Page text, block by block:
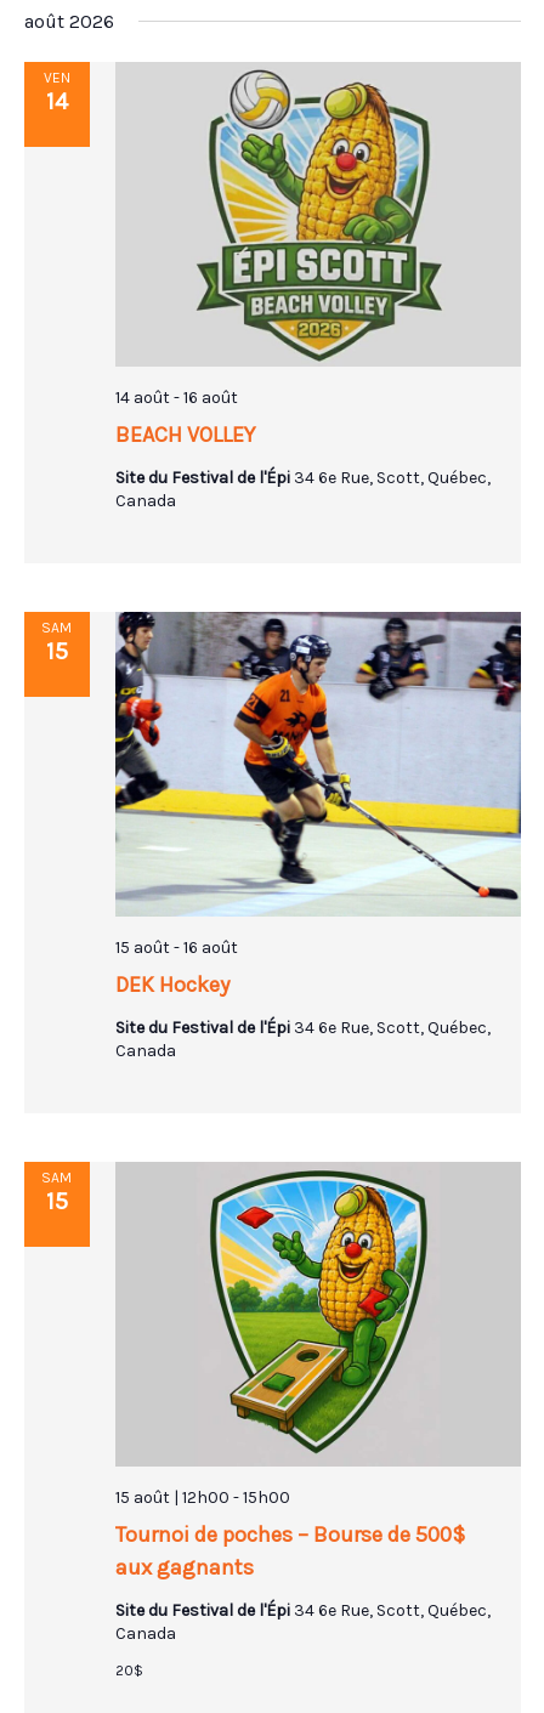
navigation
de
une
date.
août 2026
VEN
14
BEACH VOLLEY
14 août-16 août
Site du Festival de l'Épi 34 6e Rue, Scott, Québec,
Canada
SAM
15
DEK Hockey
15 août-16 août
Site du Festival de l'Épi 34 6e Rue, Scott, Québec,
Canada
SAM
15
Tournoi de poches – Bourse de 500$
aux gagnants
15 août | 12h00 -15h00
Site du Festival de l'Épi 34 6e Rue, Scott, Québec,
Canada
20$